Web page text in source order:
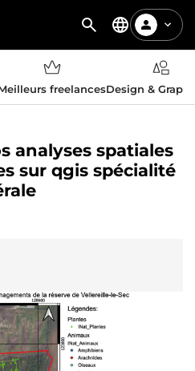
freelancesDesign &
analyses spatiales
sur qgis spécialité